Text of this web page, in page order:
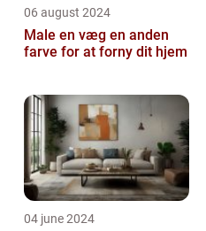
06 august 2024
Male en væg en anden
farve for at forny dit hjem
04 june 2024